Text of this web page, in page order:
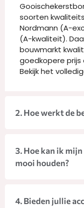
soorten
Nordmann (A-
(A-kwaliteit).
bouwmarkt
goedkopere
Bekijk het
2. Hoe werkt de
3. Hoe kan ik
mooi houden?
4. Bieden jullie